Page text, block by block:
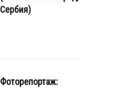
Сербия)
Фоторепортаж: